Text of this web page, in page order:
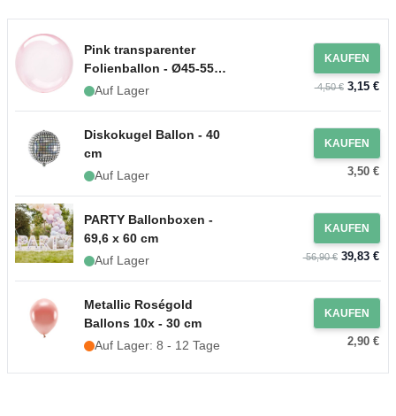
Pink transparenter
Folienballon - Ø45-55
cmAuf Lager
KAUFEN
4,50 €3,15 €
Diskokugel Ballon - 40
cm
Auf Lager
KAUFEN
3,50 €
PARTY Ballonboxen -
69,6 x 60 cm
Auf Lager
KAUFEN
56,90 €39,83 €
Metallic Roségold
Ballons 10x - 30 cm
Auf Lager: 8 - 12 Tage
KAUFEN
2,90 €